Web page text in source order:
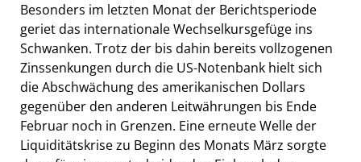
Besonders im letzten Monat der Berichtsperiode
geriet das internationale Wechselkursgefüge ins
Schwanken. Trotz der bis dahin bereits vollzogenen
Zinssenkungen durch die US-Notenbank hielt sich
die Abschwächung des amerikanischen Dollars
gegenüber den anderen Leitwährungen bis Ende
Februar noch in Grenzen. Eine erneute Welle der
Liquiditätskrise zu Beginn des Monats März sorgte